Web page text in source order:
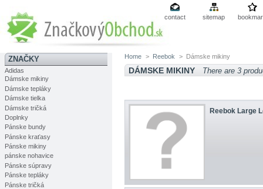
contact sitemap
ZNAČKY
Adidas
Dámske mikiny
Dámske tepláky
Dámske tielka
Dámske tričká
Doplnky
Pánske bundy
Pánske kraťasy
Pánske mikiny
pánske nohavice
Pánske súpravy
Pánske tepláky
Pánske tričká
Home > Reebok > Dámske mikiny
DÁMSKE MIKINY There are 3
Reebok Large